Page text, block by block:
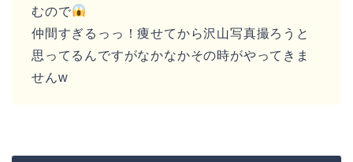
むので
仲間すぎるっっ！痩せてから沢山写真撮ろうと
思ってるんですがなかなかその時がやってきま
せんw